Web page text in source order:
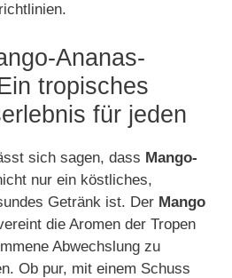
Ananas-
tropisches
für jeden
sich sagen, dass Mango-
nur ein köstliches,
Getränk ist. Der Mango
die Aromen der Tropen
Abwechslung zu
Ob pur, mit einem Schuss